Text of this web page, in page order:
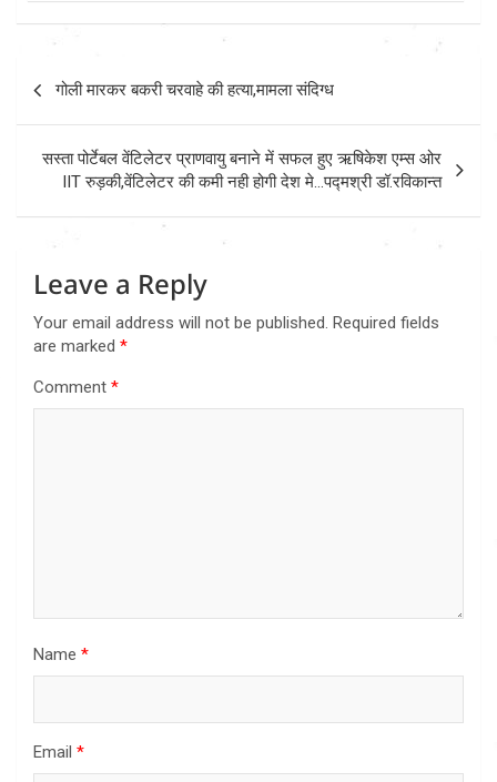
Post
navigation
गोली मारकर बकरी चरवाहे की हत्या,मामला संदिग्ध
सस्ता पोर्टेबल वेंटिलेटर प्राणवायु बनाने में सफल हुए ऋषिकेश एम्स ओर
IIT रुड़की,वेंटिलेटर की कमी नही होगी देश मे…पद्मश्री डॉ.रविकान्त
Leave a Reply
Your email address will not be published. Required fields
are marked *
Comment *
Name *
Email *